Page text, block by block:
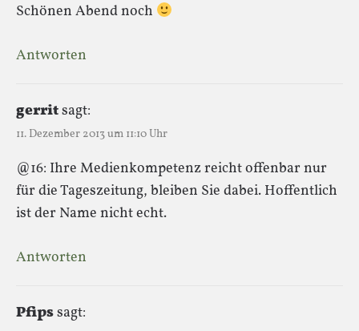
Schönen Abend noch
Antworten
gerritsagt:
11. Dezember 2013 um 11:10 Uhr
@16: Ihre Medienkompetenz reicht offenbar nur
für die Tageszeitung, bleiben Sie dabei. Hoffentlich
ist der Name nicht echt.
Antworten
Pfipssagt: